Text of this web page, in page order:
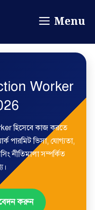
Menu
Worker
হিসেবে কাজ করতে
পারমিট ভিসা, যোগ্যতা,
নীতিমালা সম্পর্কিত
করুন